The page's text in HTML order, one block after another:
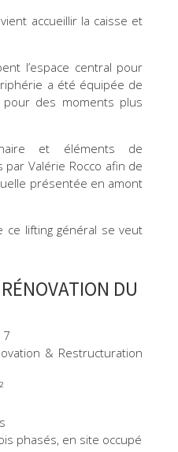
accueillir la caisse et
l’espace central pour
a été équipée de
des moments plus
et éléments de
Valérie Rocco afin de
présentée en amont
ce lifting général se veut
DU
& Restructuration
phasés, en site occupé